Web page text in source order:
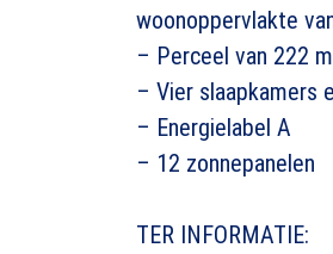
woonoppervlakte
– Perceel van 222
– Vier slaapkamers
– Energielabel A
– 12 zonnepanelen
TER INFORMATIE: